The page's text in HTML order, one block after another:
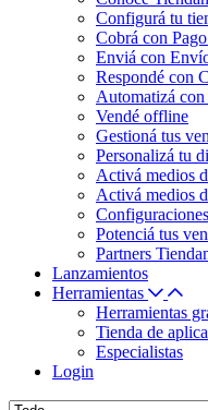
Configurá tu
Cobrá con
Enviá con
Respondé con
Automatizá
Vendé offline
Gestioná tus
Personalizá tu
Activá medios
Activá medios
Potenciá tus
Partners
Lanzamientos
Herramientas
Herramientas
Tienda de
Especialistas
Login